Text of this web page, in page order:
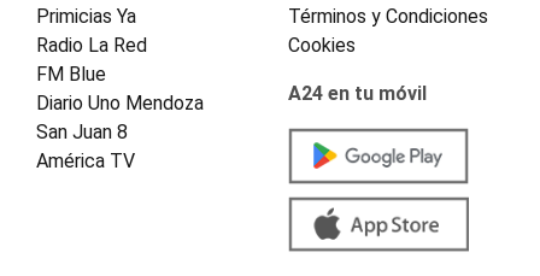
Primicias Ya
Radio La Red
FM Blue
Diario Uno Mendoza
San Juan 8
América TV
Términos y Condiciones
Cookies
A24 en tu móvil